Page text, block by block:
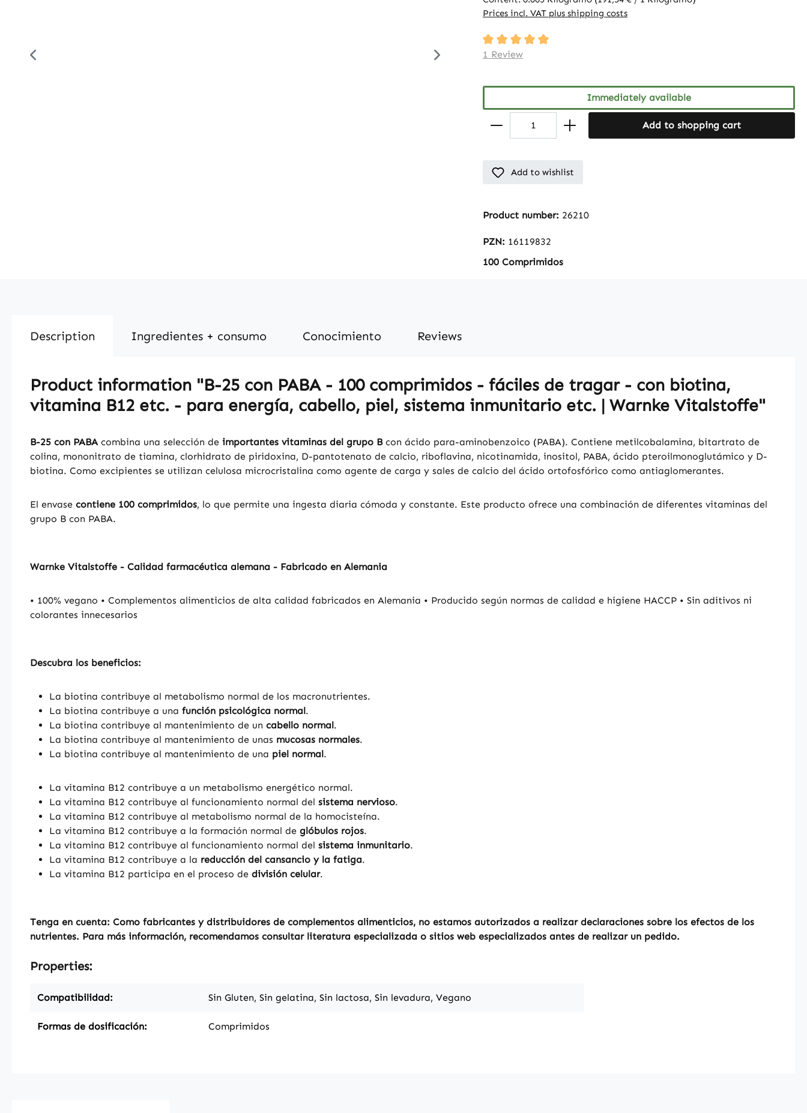
Prices incl. VAT plus shipping costs
Average rating of 5 out of 5 stars
1 Review
Immediately available
Add to shopping cart
Add to wishlist
Product number: 26210
PZN: 16119832
100 Comprimidos
Description Ingredientes + consumo Conocimiento Reviews
Product information "B-25 con PABA - 100 comprimidos - fáciles de tragar - con biotina,
vitamina B12 etc. - para energía, cabello, piel, sistema inmunitario etc. | Warnke Vitalstoffe"
B-25 con PABAcombina una selección de importantes vitaminas del grupo Bcon ácido para-aminobenzoico (PABA). Contiene metilcobalamina, bitartrato de
colina, mononitrato de tiamina, clorhidrato de piridoxina, D-pantotenato de calcio, riboflavina, nicotinamida, inositol, PABA, ácido pteroilmonoglutámico y D-
biotina. Como excipientes se utilizan celulosa microcristalina como agente de carga y sales de calcio del ácido ortofosfórico como antiaglomerantes.
El envase contiene 100 comprimidos, lo que permite una ingesta diaria cómoda y constante. Este producto ofrece una combinación de diferentes vitaminas del
grupo B con PABA.
Warnke Vitalstoffe - Calidad farmacéutica alemana - Fabricado en Alemania
• 100% vegano • Complementos alimenticios de alta calidad fabricados en Alemania • Producido según normas de calidad e higiene HACCP • Sin aditivos ni
colorantes innecesarios
Descubra los beneficios:
La biotina contribuye al metabolismo normal de los macronutrientes.
La biotina contribuye a una función psicológica normal.
La biotina contribuye al mantenimiento de un cabello normal.
La biotina contribuye al mantenimiento de unas mucosas normales.
La biotina contribuye al mantenimiento de una piel normal.
La vitamina B12 contribuye a un metabolismo energético normal.
La vitamina B12 contribuye al funcionamiento normal del sistema nervioso.
La vitamina B12 contribuye al metabolismo normal de la homocisteína.
La vitamina B12 contribuye a la formación normal de glóbulos rojos.
La vitamina B12 contribuye al funcionamiento normal del sistema inmunitario.
La vitamina B12 contribuye a la reducción del cansancio y la fatiga.
La vitamina B12 participa en el proceso de división celular.
Tenga en cuenta: Como fabricantes y distribuidores de complementos alimenticios, no estamos autorizados a realizar declaraciones sobre los efectos de los
nutrientes. Para más información, recomendamos consultar literatura especializada o sitios web especializados antes de realizar un pedido.
Properties:
Compatibilidad: Sin Gluten, Sin gelatina, Sin lactosa, Sin levadura, Vegano
Formas de dosificación: Comprimidos